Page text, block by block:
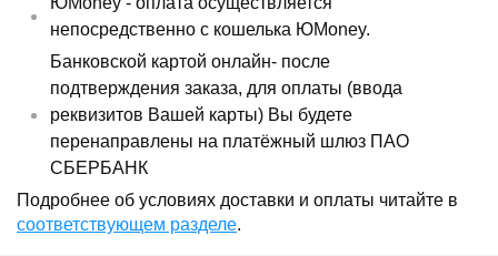
непосредственно с кошелька ЮMoney.
Банковской картой онлайн- после
подтверждения заказа, для оплаты (ввода
реквизитов Вашей карты) Вы будете
перенаправлены на платёжный шлюз ПАО
СБЕРБАНК
Подробнее об условиях доставки и оплаты читайте в
соответствующем разделе.